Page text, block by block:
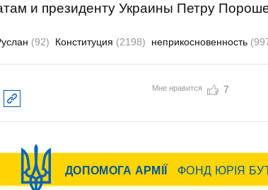
и президенту Украины Петру
(92) Конституция (2198) неприкосновенность
Мне нравится 7